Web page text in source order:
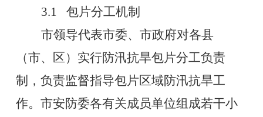
3.1 包片分工机制
市领导代表市委、市政府对各县
（市、区）实行防汛抗旱包片分工负责
制，负责监督指导包片区域防汛抗旱工
作。市安防委各有关成员单位组成若干小